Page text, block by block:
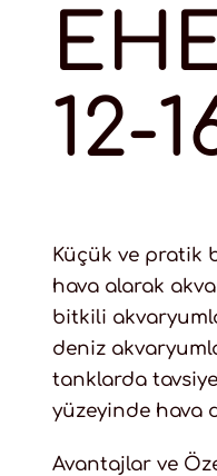
12-
Küçük ve pratik
hava alarak
bitkili
deniz
tanklarda
yüzeyinde hava
Avantajlar ve